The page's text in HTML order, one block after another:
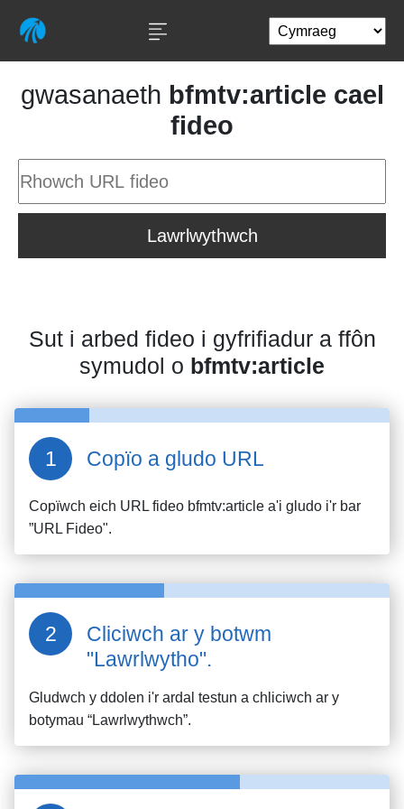
gwasanaeth bfmtv:article cael
fideo
Lawrlwythwch
Sut i arbed fideo i gyfrifiadur a ffôn
symudol o bfmtv:article
Copïo a gludo URL
Copïwch eich URL fideo bfmtv:article a'i gludo i'r bar
”URL Fideo".
Cliciwch ar y botwm
"Lawrlwytho".
Gludwch y ddolen i'r ardal testun a chliciwch ar y
botymau “Lawrlwythwch”.